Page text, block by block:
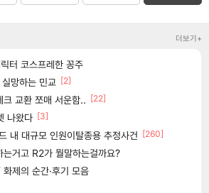
더보기+
터 코스프레한 꽁주
망하는 민교 [2]
크 교환 쪼매 서운함.. [22]
나왔다 [3]
내 대규모 인원이탈종용 추정사건 [260]
거고 R2가 뭘말하는걸까요?
제의 순간·후기 모음